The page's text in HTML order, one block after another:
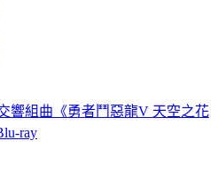
響組曲《勇者鬥惡龍V 天空之花
ray